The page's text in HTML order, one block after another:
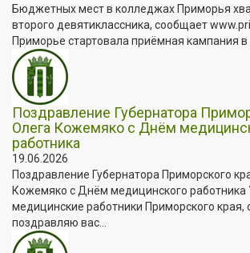
Бюджетных мест в колледжах Приморья
второго девятиклассника, сообщает
Приморье стартовала приёмная кампания в
Поздравление Губернатора
Олега Кожемяко с Днём
работника
19.06.2026
Поздравление Губернатора Приморского
Кожемяко с Днём медицинского
медицинские работники Приморского края,
поздравляю вас...